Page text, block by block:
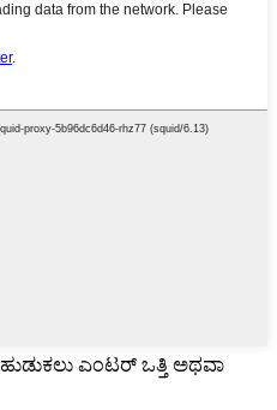
ಹುಡುಕಲು ಎಂಟರ್ ಒತ್ತಿ ಅಥವಾ